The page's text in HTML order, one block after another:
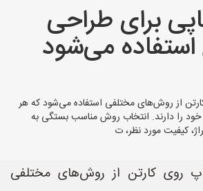
سایر گروه ها
های کارتن جعبه
برای طراحی
استفاده می‌شود
از روش‌های مختلفی استفاده می‌شود که هر
را دارند. انتخاب روش مناسب بستگی به
کیفیت مورد نظر، ت
روی کارتن از روش‌های مختلفی